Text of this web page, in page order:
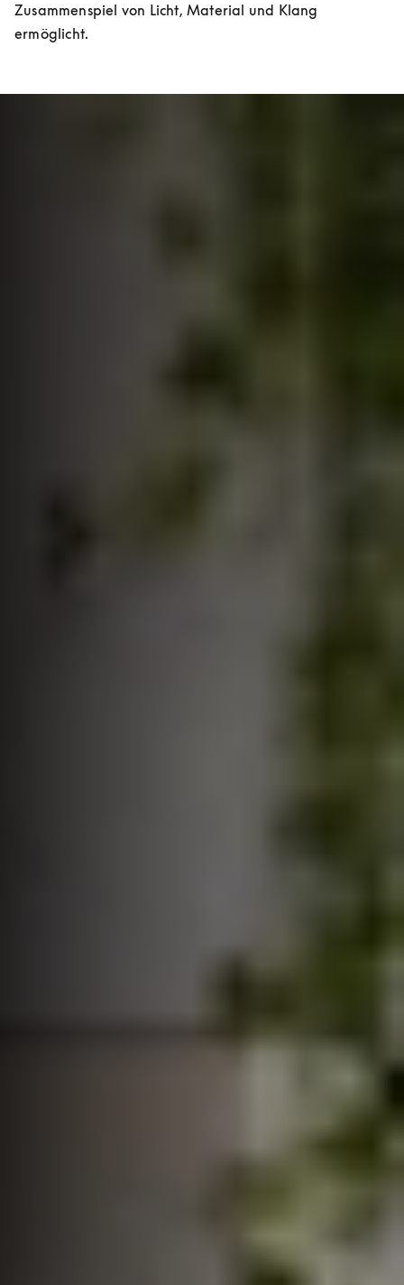
Zusammenspiel von Licht, Material und Klang
ermöglicht.